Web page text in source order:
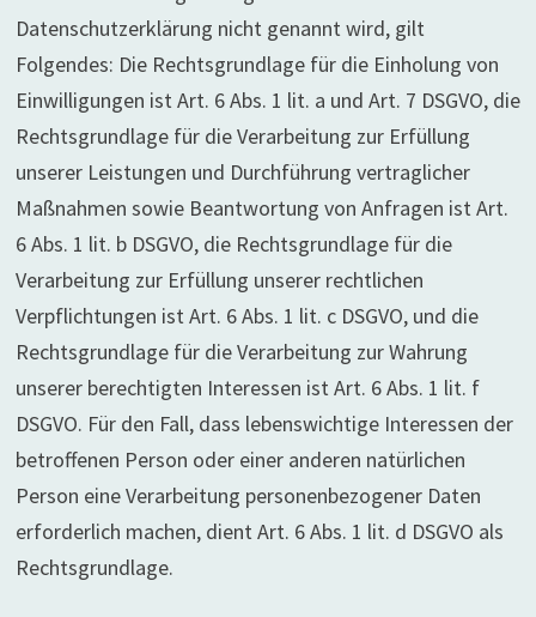
Datenschutzerklärung nicht genannt wird, gilt
Folgendes: Die Rechtsgrundlage für die Einholung von
Einwilligungen ist Art. 6 Abs. 1 lit. a und Art. 7 DSGVO, die
Rechtsgrundlage für die Verarbeitung zur Erfüllung
unserer Leistungen und Durchführung vertraglicher
Maßnahmen sowie Beantwortung von Anfragen ist Art.
6 Abs. 1 lit. b DSGVO, die Rechtsgrundlage für die
Verarbeitung zur Erfüllung unserer rechtlichen
Verpflichtungen ist Art. 6 Abs. 1 lit. c DSGVO, und die
Rechtsgrundlage für die Verarbeitung zur Wahrung
unserer berechtigten Interessen ist Art. 6 Abs. 1 lit. f
DSGVO. Für den Fall, dass lebenswichtige Interessen der
betroffenen Person oder einer anderen natürlichen
Person eine Verarbeitung personenbezogener Daten
erforderlich machen, dient Art. 6 Abs. 1 lit. d DSGVO als
Rechtsgrundlage.